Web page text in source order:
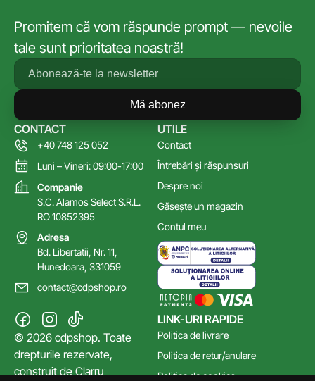
Promitem că vom răspunde prompt — nevoile
tale sunt prioritatea noastră!
Mă abonez
LINK-URI RAPIDE
Politica de livrare
Politica de retur/anulare
Politica de cookies
UTILE
Contact
Întrebări și răspunsuri
Despre noi
Găsește un magazin
Contul meu
CONTACT
+40 748 125 052
Luni – Vineri: 09:00-17:00
Companie
S.C. Alamos Select S.R.L.
RO 10852395
Adresa
Bd. Libertatii, Nr. 11,
Hunedoara, 331059
contact@cdpshop.ro
© 2026 cdpshop. Toate
drepturile rezervate,
construit de Clarru